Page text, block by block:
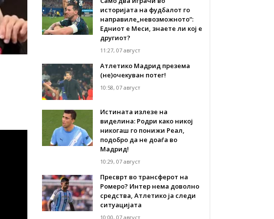
историјата на фудбалот го
направиле„невозможното“:
Едниот е Меси, знаете ли кој е
другиот?
11:27, 07 август
Атлетико Мадрид презема
(не)очекуван потег!
10:58, 07 август
Истината излезе на
виделина: Родри како никој
никогаш го понижи Реал,
подобро да не доаѓа во
Мадрид!
10:29, 07 август
Пресврт во трансферот на
Ромеро? Интер нема доволно
средства, Атлетико ја следи
ситуацијата
10:00, 07 август